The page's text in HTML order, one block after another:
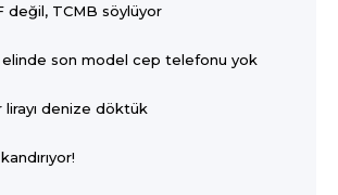
değil, TCMB söylüyor
elinde son model cep telefonu yok
lirayı denize döktük